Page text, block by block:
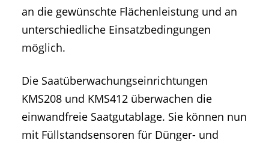
an die gewünschte Flächenleistung und an
unterschiedliche Einsatzbedingungen
möglich.
Die Saatüberwachungseinrichtungen
KMS208 und KMS412 überwachen die
einwandfreie Saatgutablage. Sie können nun
mit Füllstandsensoren für Dünger- und